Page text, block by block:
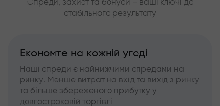
Спреди, захист та бонуси – ваші ключі до
стабільного результату
Економте на кожній угоді
Наші спреди є найнижчими спредами на
ринку. Менше витрат на вхід та вихід з ринку
та більше збереженого прибутку у
довгостроковій торгівлі